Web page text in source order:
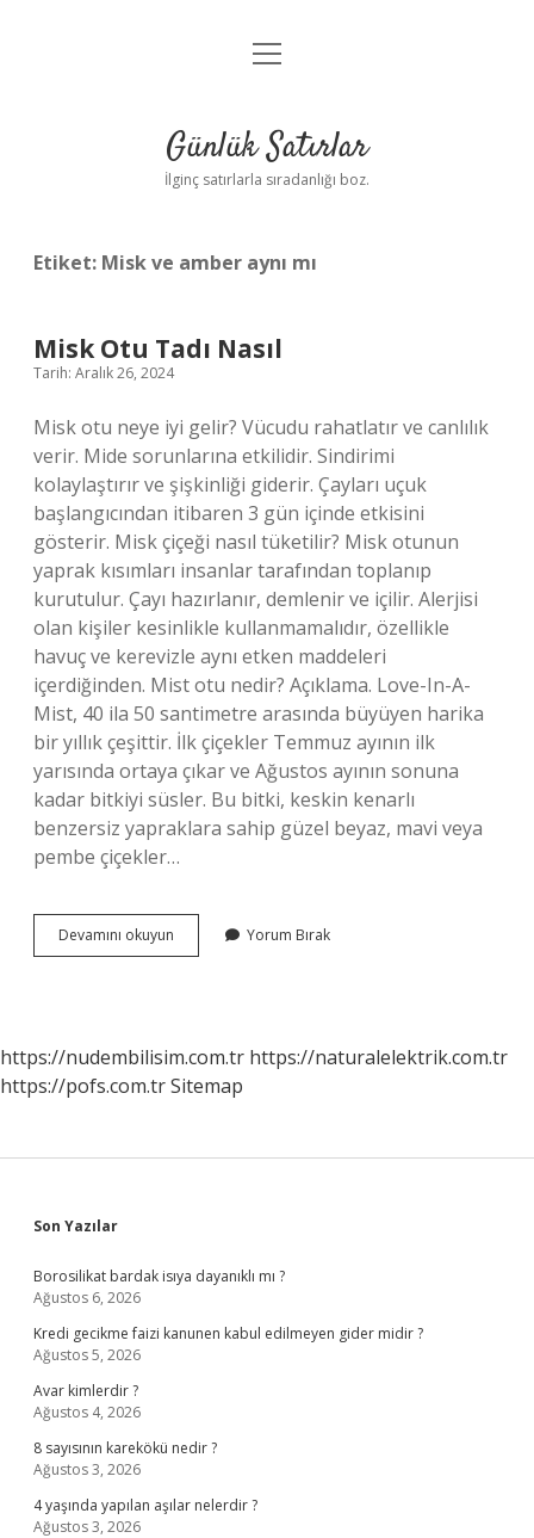
Anasayfa
Yasal Uyarı
menüyü
Günlük Satırlar
İlginç satırlarla sıradanlığı boz.
Etiket: Misk ve amber aynı mı
Misk Otu Tadı Nasıl
Tarih: Aralık 26, 2024
Misk otu neye iyi gelir? Vücudu rahatlatır ve canlılık
verir. Mide sorunlarına etkilidir. Sindirimi
kolaylaştırır ve şişkinliği giderir. Çayları uçuk
başlangıcından itibaren 3 gün içinde etkisini
gösterir. Misk çiçeği nasıl tüketilir? Misk otunun
yaprak kısımları insanlar tarafından toplanıp
kurutulur. Çayı hazırlanır, demlenir ve içilir. Alerjisi
olan kişiler kesinlikle kullanmamalıdır, özellikle
havuç ve kerevizle aynı etken maddeleri
içerdiğinden. Mist otu nedir? Açıklama. Love-In-A-
Mist, 40 ila 50 santimetre arasında büyüyen harika
bir yıllık çeşittir. İlk çiçekler Temmuz ayının ilk
yarısında ortaya çıkar ve Ağustos ayının sonuna
kadar bitkiyi süsler. Bu bitki, keskin kenarlı
benzersiz yapraklara sahip güzel beyaz, mavi veya
pembe çiçekler…
Devamını okuyun
Otu
Yorum Bırak
https://nudembilisim.com.tr https://naturalelektrik.com.tr
https://pofs.com.trSitemap
Sidebar
Son Yazılar
Borosilikat bardak isıya dayanıklı mı ?
Ağustos 6, 2026
Kredi gecikme faizi kanunen kabul edilmeyen gider midir ?
Ağustos 5, 2026
Avar kimlerdir ?
Ağustos 4, 2026
8 sayısının karekökü nedir ?
Ağustos 3, 2026
4 yaşında yapılan aşılar nelerdir ?
Ağustos 3, 2026